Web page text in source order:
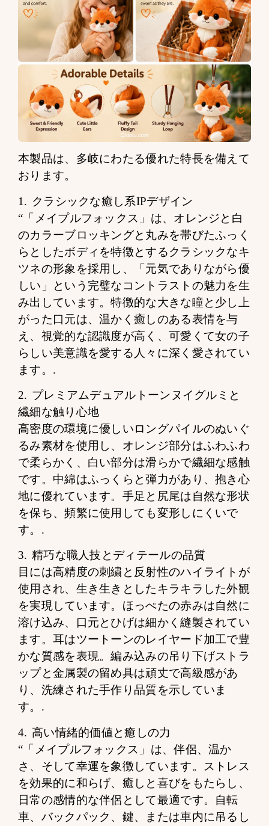
本製品は、多岐にわたる優れた特長を備えて
おります。
1. クラシックな癒し系IPデザイン
“「メイプルフォックス」は、オレンジと白
のカラーブロッキングと丸みを帯びたふっく
らとしたボディを特徴とするクラシックなキ
ツネの形象を採用し、「元気でありながら優
しい」という完璧なコントラストの魅力を生
み出しています。特徴的な大きな瞳と少し上
がった口元は、温かく癒しのある表情を与
え、視覚的な認識度が高く、可愛くて女の子
らしい美意識を愛する人々に深く愛されてい
ます。.
2. プレミアムデュアルトーンヌイグルミと
繊細な触り心地
高密度の環境に優しいロングパイルのぬいぐ
るみ素材を使用し、オレンジ部分はふわふわ
で柔らかく、白い部分は滑らかで繊細な感触
です。中綿はふっくらと弾力があり、抱き心
地に優れています。手足と尻尾は自然な形状
を保ち、頻繁に使用しても変形しにくいで
す。.
3. 精巧な職人技とディテールの品質
目には高精度の刺繍と反射性のハイライトが
使用され、生き生きとしたキラキラした外観
を実現しています。ほっぺたの赤みは自然に
溶け込み、口元とひげは細かく縫製されてい
ます。耳はツートーンのレイヤード加工で豊
かな質感を表現。編み込みの吊り下げストラ
ップと金属製の留め具は頑丈で高級感があ
り、洗練された手作り品質を示していま
す。.
4. 高い情緒的価値と癒しの力
“「メイプルフォックス」は、伴侶、温か
さ、そして幸運を象徴しています。ストレス
を効果的に和らげ、癒しと喜びをもたらし、
日常の感情的な伴侶として最適です。自転
車、バックパック、鍵、または車内に吊るし